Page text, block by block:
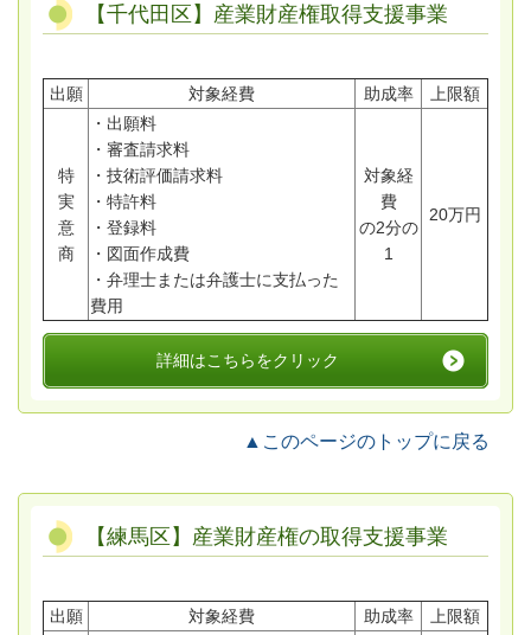
【千代田区】産業財産権取得支援事業
出願 対象経費 助成率 上限額
特
実
意
商
・出願料
・審査請求料
・技術評価請求料
・特許料
・登録料
・図面作成費
・弁理士または弁護士に支払った
費用
対象経
費
の2分の
1
20万円
詳細はこちらをクリック
▲このページのトップに戻る
【練馬区】産業財産権の取得支援事業
出願 対象経費 助成率 上限額